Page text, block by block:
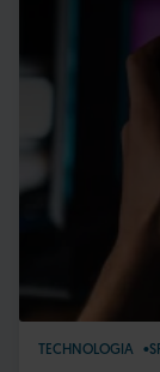
TECHNOLOGIA